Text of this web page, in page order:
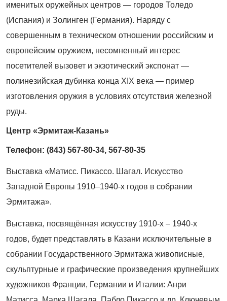
именитых оружейных центров — городов Толедо
(Испания) и Золинген (Германия). Наряду с
совершенным в техническом отношении российским и
европейским оружием, несомненный интерес
посетителей вызовет и экзотический экспонат —
полинезийская дубинка конца XIX века — пример
изготовления оружия в условиях отсутствия железной
руды.
Центр «Эрмитаж-Казань»
Телефон: (843) 567-80-34, 567-80-35
Выставка «Матисс. Пикассо. Шагал. Искусство
Западной Европы 1910–1940-х годов в собрании
Эрмитажа».
Выставка, посвящённая искусству 1910-х – 1940-х
годов, будет представлять в Казани исключительные в
собрании Государственного Эрмитажа живописные,
скульптурные и графические произведения крупнейших
художников Франции, Германии и Италии: Анри